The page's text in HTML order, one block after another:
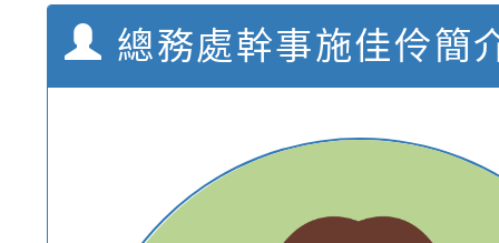
總務處幹事施佳伶簡